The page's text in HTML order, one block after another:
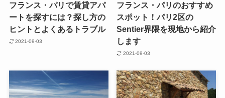
フランス・パリで賃貸アパ
ートを探すには？探し方の
ヒントとよくあるトラブル
2021-09-03
フランス・パリのおすすめ
スポット！パリ2区の
Sentier界隈を現地から紹介
します
2021-09-03